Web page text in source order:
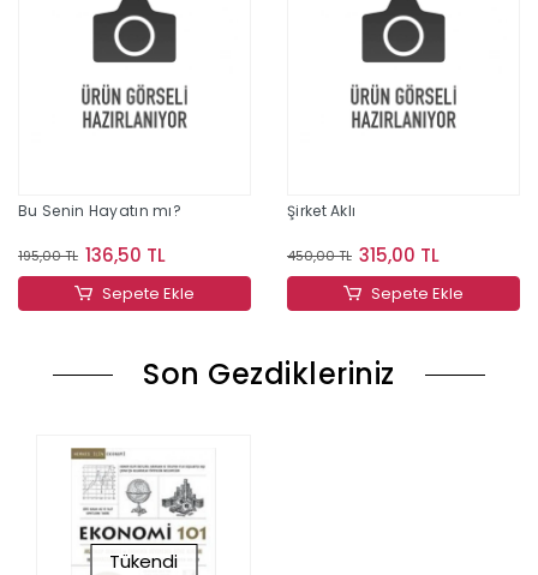
Bu Senin Hayatın mı?
195,00 TL 136,50 TL
Sepete Ekle
Şirket Aklı
450,00 TL 315,00 TL
Sepete Ekle
Son Gezdikleriniz
Tükendi